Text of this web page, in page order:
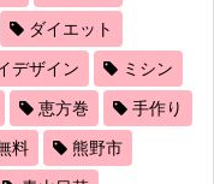
ダイエット
デザイン ミシン
恵方巻 手作り
料 熊野市